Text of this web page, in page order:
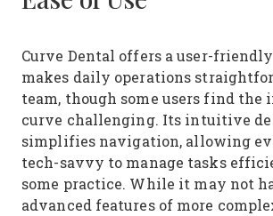
Curve Dental offers a user-
makes daily operations
team, though some users find
curve challenging. Its intuitive
simplifies navigation, allowing
tech-savvy to manage tasks
some practice. While it may not
advanced features of more